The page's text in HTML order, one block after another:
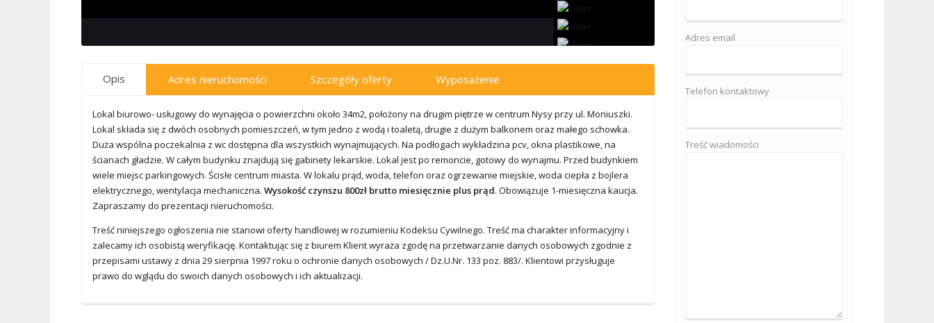
Opis Adres nieruchomości Szczegóły oferty Wyposażenie
Lokal biurowo- usługowy do wynajęcia o powierzchni około 34m2, położony na drugim piętrze w centrum Nysy przy ul. Moniuszki.
Lokal składa się z dwóch osobnych pomieszczeń, w tym jedno z wodą i toaletą, drugie z dużym balkonem oraz małego schowka.
Duża wspólna poczekalnia z wc dostępna dla wszystkich wynajmujących. Na podłogach wykładzina pcv, okna plastikowe, na
ścianach gładzie. W całym budynku znajdują się gabinety lekarskie. Lokal jest po remoncie, gotowy do wynajmu. Przed budynkiem
wiele miejsc parkingowych. Ścisłe centrum miasta. W lokalu prąd, woda, telefon oraz ogrzewanie miejskie, woda ciepła z bojlera
elektrycznego, wentylacja mechaniczna. Wysokość czynszu 800zł brutto miesięcznie plus prąd. Obowiązuje 1-miesięczna kaucja.
Zapraszamy do prezentacji nieruchomości.
Treść niniejszego ogłoszenia nie stanowi oferty handlowej w rozumieniu Kodeksu Cywilnego. Treść ma charakter informacyjny i
zalecamy ich osobistą weryfikację. Kontaktując się z biurem Klient wyraża zgodę na przetwarzanie danych osobowych zgodnie z
przepisami ustawy z dnia 29 sierpnia 1997 roku o ochronie danych osobowych / Dz.U.Nr. 133 poz. 883/. Klientowi przysługuje
prawo do wglądu do swoich danych osobowych i ich aktualizacji.
Adres email
Telefon kontaktowy
Treść wiadomości